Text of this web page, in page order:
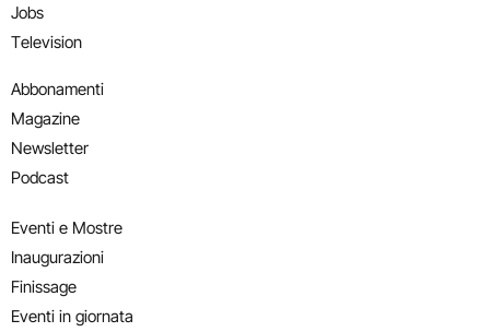
Jobs
Television
Abbonamenti
Magazine
Newsletter
Podcast
Eventi e Mostre
Inaugurazioni
Finissage
Eventi in giornata